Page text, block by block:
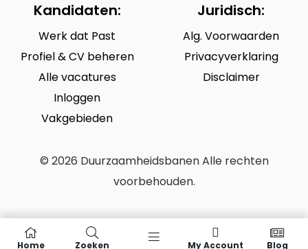
Kandidaten:
Werk dat Past
Profiel & CV beheren
Alle vacatures
Inloggen
Vakgebieden
Juridisch:
Alg. Voorwaarden
Privacyverklaring
Disclaimer
© 2026 Duurzaamheidsbanen Alle rechten
voorbehouden.
Home Zoeken My Account Blog